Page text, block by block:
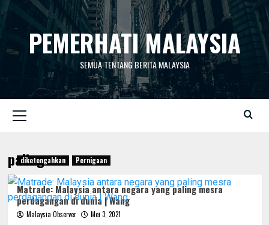
Skip
contentPEMERHATI MALAYSIA
SEMUA TENTANG BERITA MALAYSIA
Menu
paling
diketengahkan Pernigaan
Matrade: Malaysia antara negara yang paling mesra
perdagangan di dunia | Wang
Malaysia Observer
Mei 3, 2021